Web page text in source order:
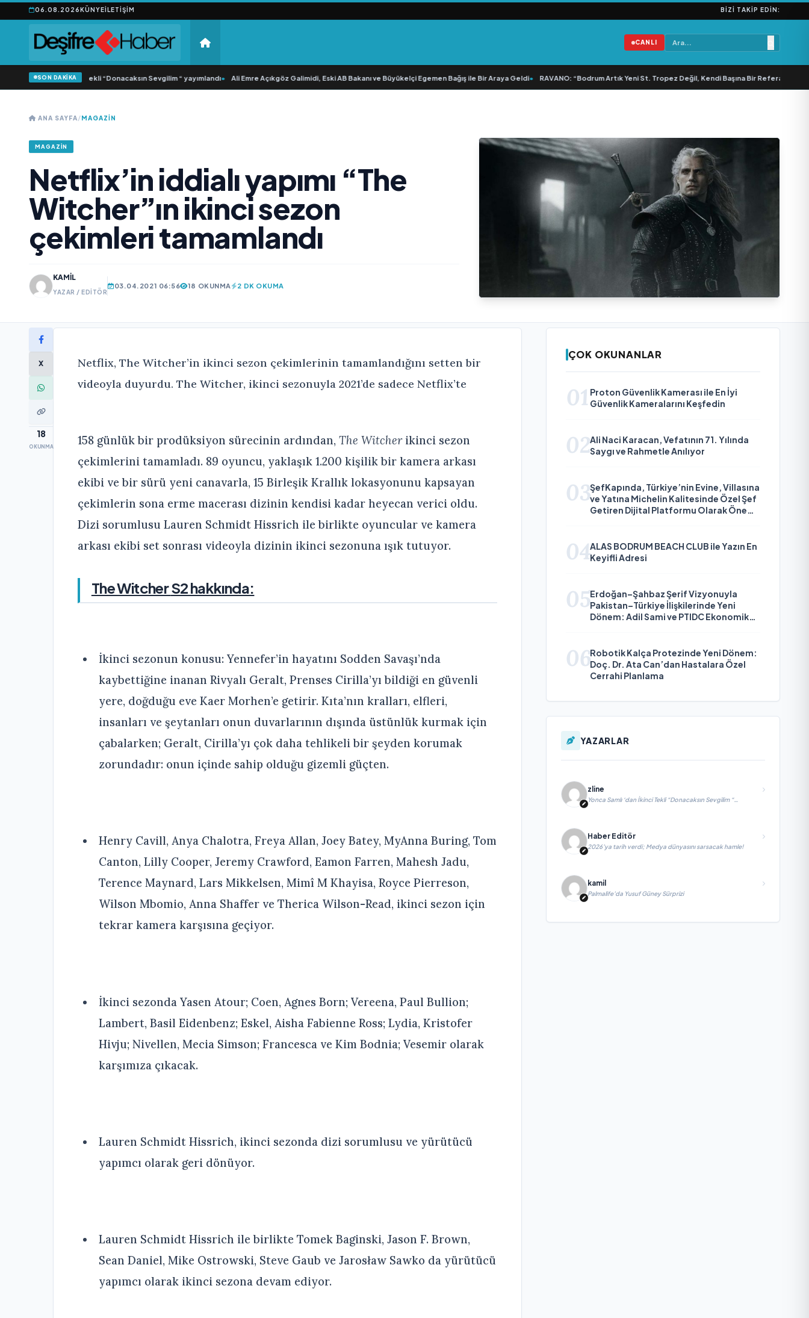
06.08.2026KÜNYEİLETIŞIM BIZI TAKIP EDIN:
CANLI
SON DAKİKA
Samlı ‘dan İkinci Tekli “Donacaksın Sevgilim “ yayımlandı• Ali Emre Açıkgöz Galimidi, Eski AB Bakanı ve Büyükelçi Egemen Bağış ile Bir Araya Geldi• RAVANO: “Bodrum Artık Yeni St. Tropez Değil, Kendi Başına Bir Referans”
ANA SAYFA/MAGAZIN
MAGAZIN
Netflix’in iddialı yapımı “The
Witcher”ın ikinci sezon
çekimleri tamamlandı
KAMIL
YAZAR / EDITÖR
03.04.2021 06:56 18 OKUNMA 2 DK OKUMA
X
18
OKUNMA
Netflix, The Witcher’in ikinci sezon çekimlerinin tamamlandığını setten bir
videoyla duyurdu. The Witcher, ikinci sezonuyla 2021’de sadece Netflix’te
158 günlük bir prodüksiyon sürecinin ardından, The Witcherikinci sezon
çekimlerini tamamladı. 89 oyuncu, yaklaşık 1.200 kişilik bir kamera arkası
ekibi ve bir sürü yeni canavarla, 15 Birleşik Krallık lokasyonunu kapsayan
çekimlerin sona erme macerası dizinin kendisi kadar heyecan verici oldu.
Dizi sorumlusu Lauren Schmidt Hissrich ile birlikte oyuncular ve kamera
arkası ekibi set sonrası videoyla dizinin ikinci sezonuna ışık tutuyor.
The WitcherS2 hakkında:
İkinci sezonun konusu: Yennefer’in hayatını Sodden Savaşı’nda
kaybettiğine inanan Rivyalı Geralt, Prenses Cirilla’yı bildiği en güvenli
yere, doğduğu eve Kaer Morhen’e getirir. Kıta’nın kralları, elfleri,
insanları ve şeytanları onun duvarlarının dışında üstünlük kurmak için
çabalarken; Geralt, Cirilla’yı çok daha tehlikeli bir şeyden korumak
zorundadır: onun içinde sahip olduğu gizemli güçten.
Henry Cavill, Anya Chalotra, Freya Allan, Joey Batey, MyAnna Buring, Tom
Canton, Lilly Cooper, Jeremy Crawford, Eamon Farren, Mahesh Jadu,
Terence Maynard, Lars Mikkelsen, Mimî M Khayisa, Royce Pierreson,
Wilson Mbomio, Anna Shaffer ve Therica Wilson-Read, ikinci sezon için
tekrar kamera karşısına geçiyor.
İkinci sezonda Yasen Atour; Coen, Agnes Born; Vereena, Paul Bullion;
Lambert, Basil Eidenbenz; Eskel, Aisha Fabienne Ross; Lydia, Kristofer
Hivju; Nivellen, Mecia Simson; Francesca ve Kim Bodnia; Vesemir olarak
karşımıza çıkacak.
Lauren Schmidt Hissrich, ikinci sezonda dizi sorumlusu ve yürütücü
yapımcı olarak geri dönüyor.
Lauren Schmidt Hissrich ile birlikte Tomek Baginski, Jason F. Brown,
Sean Daniel, Mike Ostrowski, Steve Gaub ve Jarosław Sawko da yürütücü
yapımcı olarak ikinci sezona devam ediyor.
ÇOK OKUNANLAR
01 Proton Güvenlik Kamerası ile En İyi
Güvenlik Kameralarını Keşfedin
02Ali Naci Karacan, Vefatının 71. Yılında
Saygı ve Rahmetle Anılıyor
03ŞefKapında, Türkiye’nin Evine, Villasına
ve Yatına Michelin Kalitesinde Özel Şef
Getiren Dijital Platformu Olarak Öne
04ALAS BODRUM BEACH CLUB ile Yazın En
Keyifli Adresi
05Erdoğan–Şahbaz Şerif Vizyonuyla
Pakistan–Türkiye İlişkilerinde Yeni
Dönem: Adil Sami ve PTIDC Ekonomik
06Robotik Kalça Protezinde Yeni Dönem:
Doç. Dr. Ata Can’dan Hastalara Özel
Cerrahi Planlama
YAZARLAR
zline
Yonca Samlı ‘dan İkinci Tekli “Donacaksın Sevgilim “
yayımlandı
Haber Editör
2026’ya tarih verdi; Medya dünyasını sarsacak hamle!
kamil
Palmalife’da Yusuf Güney Sürprizi